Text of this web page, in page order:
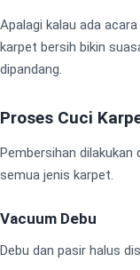
Apalagi kalau ada
karpet bersih bikin
dipandang.
Proses Cuci
Pembersihan
semua jenis karpet.
Vacuum Debu
Debu dan pasir halus